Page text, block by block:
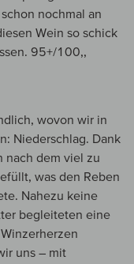
nochmal an
Wein so schick
95+/100,,
wovon wir in
Niederschlag. Dank
nach dem viel zu
was den Reben
Nahezu keine
begleiteten eine
uns – mit